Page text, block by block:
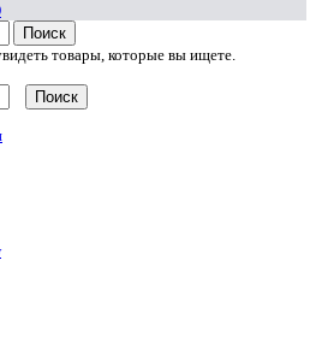
Поиск
товары, которые вы ищете.
Поиск